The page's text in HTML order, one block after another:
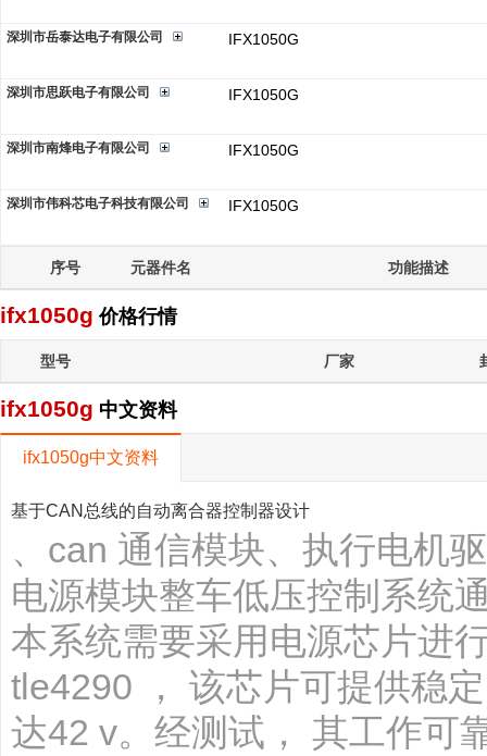
深圳市岳泰达电子有限公司 IFX1050G
深圳市思跃电子有限公司 IFX1050G
深圳市南烽电子有限公司 IFX1050G
深圳市伟科芯电子科技有限公司 IFX1050G
序号 元器件名 功能描述
ifx1050g 价格行情
型号 厂家
ifx1050g 中文资料
ifx1050g中文资料
基于CAN总线的自动离合器控制器设计
、can 通信模块、执行电机
电源模块整车低压控制系统
本系统需要采用电源芯片进
tle4290 ， 该芯片可提供稳
达42 v。经测试， 其工作可